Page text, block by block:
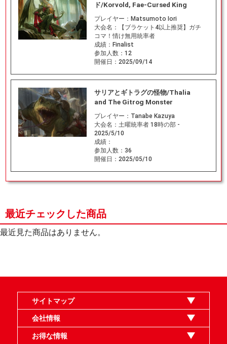
ド/Korvold, Fae-Cursed King
プレイヤー： Matsumoto Iori
大会名：
【ブラケット4以上推奨】ガチ
コマ！情け無用統率者
成績： Finalist
参加人数： 12
開催日： 2025/09/14
サリアとギトラグの怪物/Thalia
and The Gitrog Monster
プレイヤー： Tanabe Kazuya
大会名： 土曜統率者 18時の部 -
2025/5/10
成績：
参加人数： 36
開催日： 2025/05/10
最近チェックした商品
最近見た商品はありません。
サイトマップ
オンラインショップ
買取
記事
選手一覧
デッキ検索
デッキ構築
イベント・大会
店舗のご案内
お問い合わせ
ヘルプ
FAQ
会社情報
利用規約
スタッフ募集
特定商取引法表示
個人情報保護指針
企業情報
お得な情報